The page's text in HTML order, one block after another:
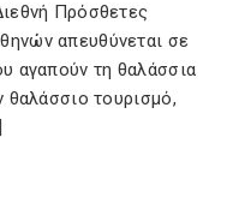
Πρόσθετες
απευθύνεται σε
αγαπούν τη θαλάσσια
τουρισμό,